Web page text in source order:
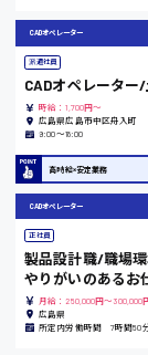
愛知県
時給1100円〜
時給1000円〜
CADオペレーター
派遣社員
CADオペレータ
時給：1,700円～
広島県広島市中区舟入町
9:00〜18:00
高時給×安定業務
CADオペレーター
正社員
製品設計職/職場
やりがいのあるお
月給：250,000円～300,000
広島県